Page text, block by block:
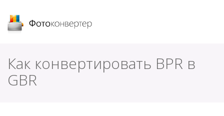
Как конвертировать BPR в
GBR